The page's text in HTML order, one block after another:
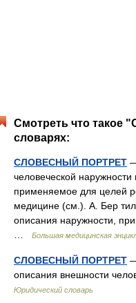
Смотреть что такое
словарях:
СЛОВЕСНЫЙ ПОРТРЕТ
человеческой
применяемое для целей
медицине (см.). А. Бер
описания наружности,
Большая медицинская
СЛОВЕСНЫЙ ПОРТРЕТ
описания внешности
Юридический словарь